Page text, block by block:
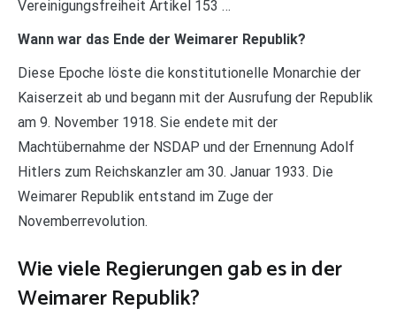
Vereinigungsfreiheit Artikel 153 …
Wann war das Ende der Weimarer Republik?
Diese Epoche löste die konstitutionelle Monarchie der
Kaiserzeit ab und begann mit der Ausrufung der Republik
am 9. November 1918. Sie endete mit der
Machtübernahme der NSDAP und der Ernennung Adolf
Hitlers zum Reichskanzler am 30. Januar 1933. Die
Weimarer Republik entstand im Zuge der
Novemberrevolution.
Wie viele Regierungen gab es in der
Weimarer Republik?